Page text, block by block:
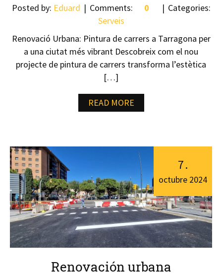
Posted by: Eduard Comments: 0
Categories:
Serveis
Renovació Urbana: Pintura de carrers a Tarragona per
a una ciutat més vibrant Descobreix com el nou
projecte de pintura de carrers transforma l’estètica
[…]
READ MORE
Renovación urbana
7.
octubre 2024